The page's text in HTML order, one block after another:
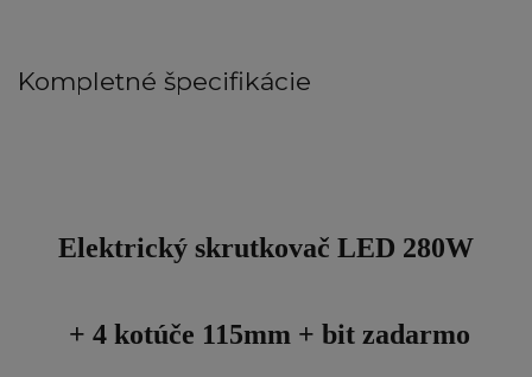
Kompletné špecifikácie
Elektrický skrutkovač LED 280W
+ 4 kotúče 115mm + bit zadarmo